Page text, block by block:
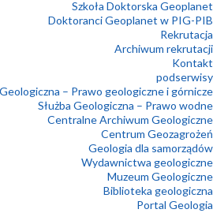
Szkoła Doktorska Geoplanet
Doktoranci Geoplanet w PIG-PIB
Rekrutacja
Archiwum rekrutacji
Kontakt
podserwisy
Geologiczna – Prawo geologiczne i górnicze
Służba Geologiczna – Prawo wodne
Centralne Archiwum Geologiczne
Centrum Geozagrożeń
Geologia dla samorządów
Wydawnictwa geologiczne
Muzeum Geologiczne
Biblioteka geologiczna
Portal Geologia